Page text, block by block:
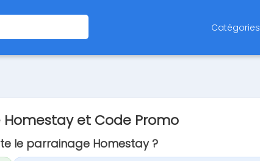
Catégories
et Code Promo
le parrainage Homestay ?